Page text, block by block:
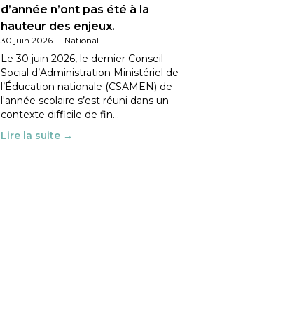
d’année n’ont pas été à la
hauteur des enjeux.
30 juin 2026 - National
Le 30 juin 2026, le dernier Conseil
Social d’Administration Ministériel de
l’Éducation nationale (CSAMEN) de
l'année scolaire s’est réuni dans un
contexte difficile de fin…
Lire la suite →